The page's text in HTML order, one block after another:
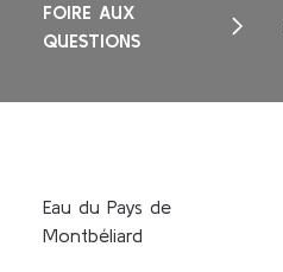
FOIRE AUX
QUESTIONS
Eau du Pays de
Montbéliard